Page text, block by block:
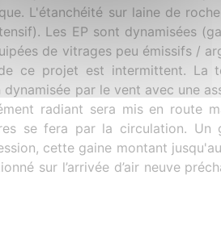
L'étanchéité sur laine de
Les EP sont dynamisées
de vitrages peu émissifs /
ce projet est intermittent. La
par le vent avec une
radiant sera mis en route
se fera par la circulation. Un
cette gaine montant
sur l’arrivée d’air neuve